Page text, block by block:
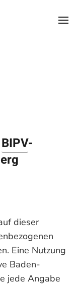
BIPV-
dieser
Eine Nutzung
Baden-
jede Angabe